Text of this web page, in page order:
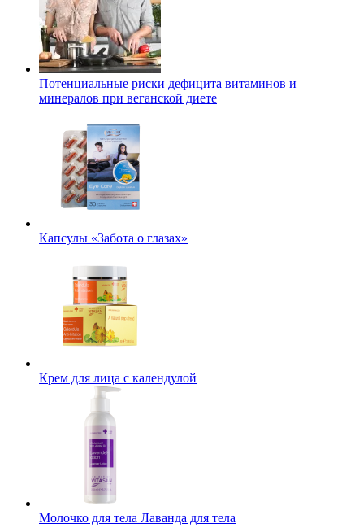
Потенциальные риски дефицита витаминов и
минералов при веганской диете
Капсулы «Забота о глазах»
Крем для лица с календулой
Молочко для тела Лаванда для тела